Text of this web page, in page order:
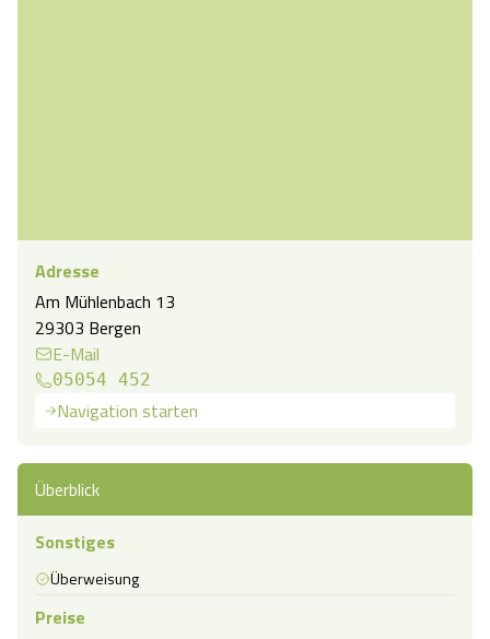
Adresse
Am Mühlenbach 13
29303 Bergen
E-Mail
05054 452
Navigation starten
Überblick
Sonstiges
Überweisung
Preise